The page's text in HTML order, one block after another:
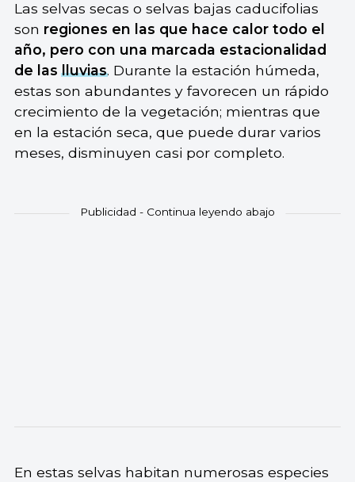
Las selvas secas o selvas bajas caducifolias
son regiones en las que hace calor todo el
año, pero con una marcada estacionalidad
de laslluvias. Durante la estación húmeda,
estas son abundantes y favorecen un rápido
crecimiento de la vegetación; mientras que
en la estación seca, que puede durar varios
meses, disminuyen casi por completo.
En estas selvas habitan numerosas especies